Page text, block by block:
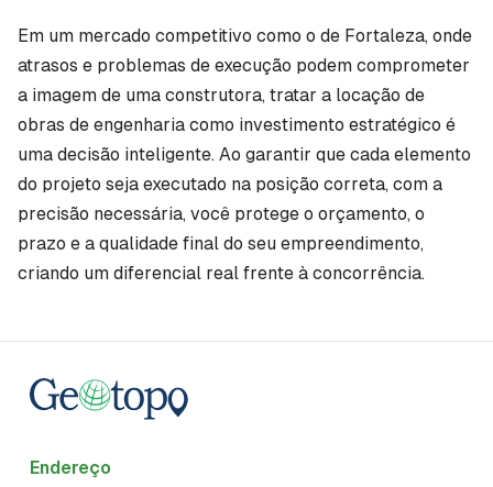
Em um mercado competitivo como o de Fortaleza, onde
atrasos e problemas de execução podem comprometer
a imagem de uma construtora, tratar a locação de
obras de engenharia como investimento estratégico é
uma decisão inteligente. Ao garantir que cada elemento
do projeto seja executado na posição correta, com a
precisão necessária, você protege o orçamento, o
prazo e a qualidade final do seu empreendimento,
criando um diferencial real frente à concorrência.
Endereço